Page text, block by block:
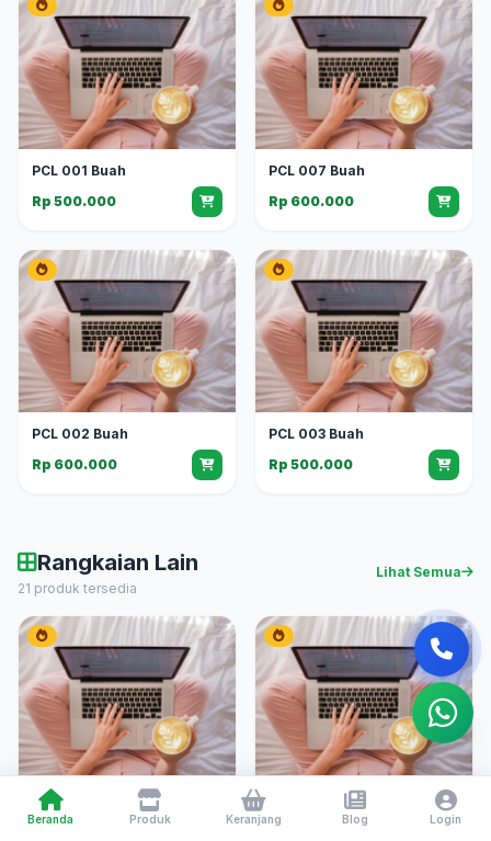
PCL 001 Buah
Rp 500.000
PCL 007 Buah
Rp 600.000
PCL 002 Buah
Rp 600.000
PCL 003 Buah
Rp 500.000
Rangkaian Lain
21 produk tersedia
Lihat Semua
Bunga Anggrek 001
Rp 350.000
Beranda Produk Keranjang Blog Login